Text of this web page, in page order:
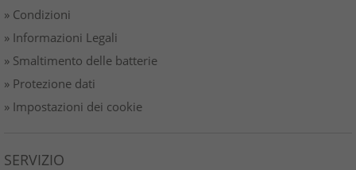
» Condizioni
» Informazioni Legali
» Smaltimento delle batterie
» Protezione dati
» Impostazioni dei cookie
SERVIZIO